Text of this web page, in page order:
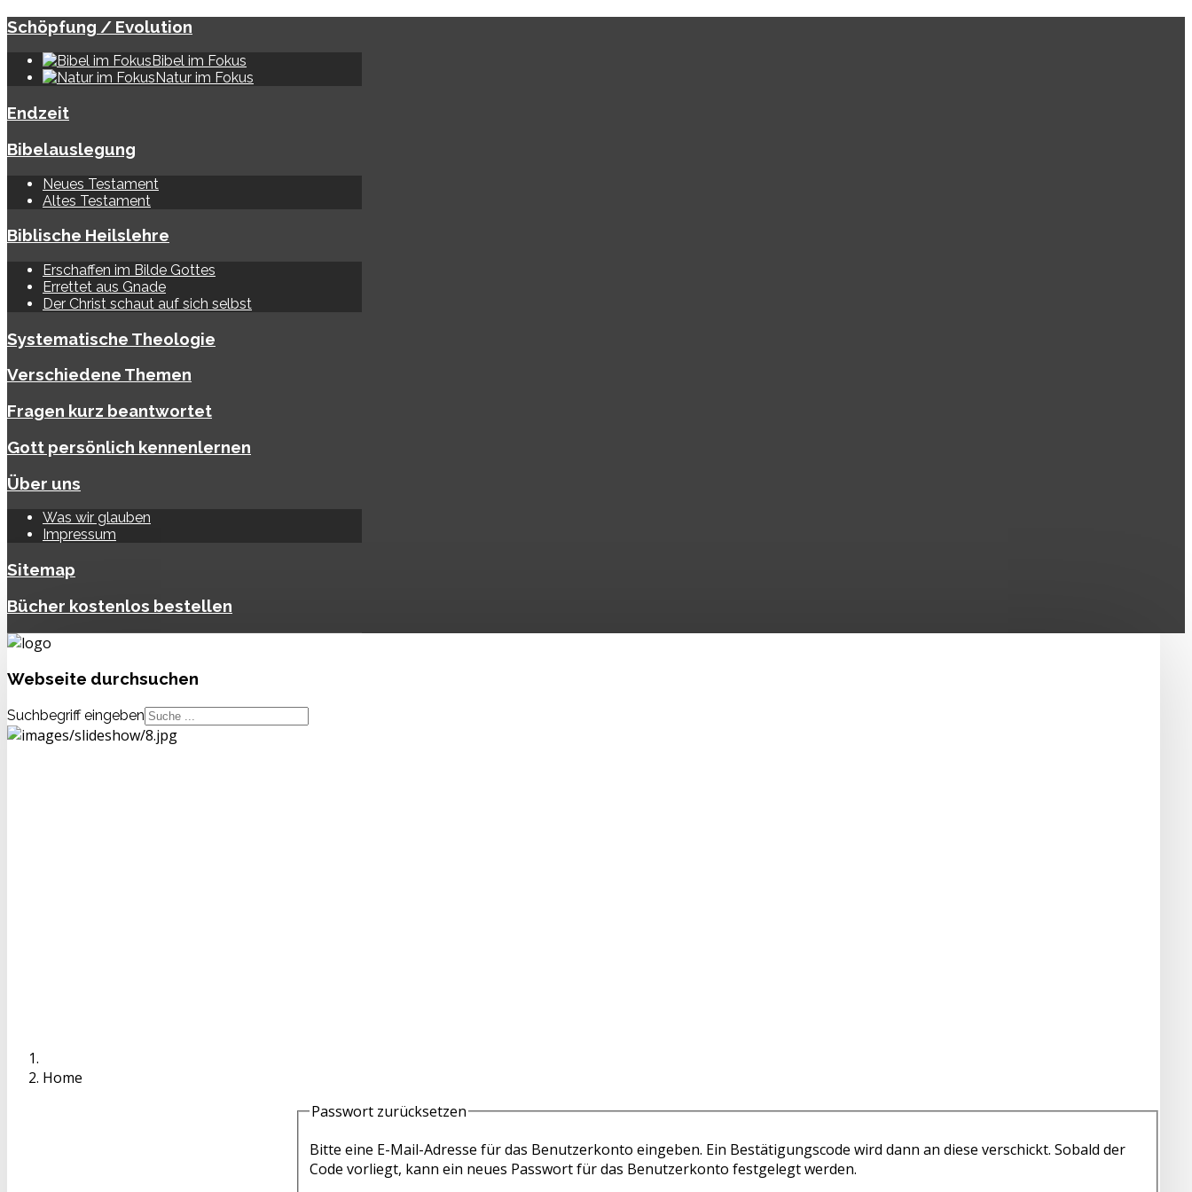
Schöpfung / Evolution
Bibel im Fokus
Natur im Fokus
Endzeit
Bibelauslegung
Neues Testament
Altes Testament
Biblische Heilslehre
Erschaffen im Bilde Gottes
Errettet aus Gnade
Der Christ schaut auf sich selbst
Systematische Theologie
Verschiedene Themen
Fragen kurz beantwortet
Gott persönlich kennenlernen
Über uns
Was wir glauben
Impressum
Sitemap
Bücher kostenlos bestellen
Webseite durchsuchen
Suchbegriff eingeben
Home
Passwort zurücksetzen
Bitte eine E-Mail-Adresse für das Benutzerkonto eingeben. Ein Bestätigungscode wird dann an diese verschickt. Sobald der
Code vorliegt, kann ein neues Passwort für das Benutzerkonto festgelegt werden.